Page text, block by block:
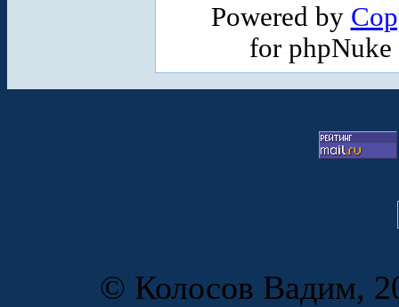
Powered by
for
© Колосов Вадим,